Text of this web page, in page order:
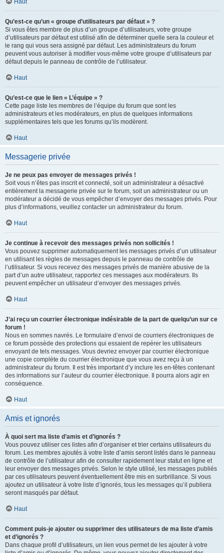
Haut
Qu’est-ce qu’un « groupe d’utilisateurs par défaut » ?
Si vous êtes membre de plus d’un groupe d’utilisateurs, votre groupe
d’utilisateurs par défaut est utilisé afin de déterminer quelle sera la couleur et
le rang qui vous sera assigné par défaut. Les administrateurs du forum
peuvent vous autoriser à modifier vous-même votre groupe d’utilisateurs par
défaut depuis le panneau de contrôle de l’utilisateur.
Haut
Qu’est-ce que le lien « L’équipe » ?
Cette page liste les membres de l’équipe du forum que sont les
administrateurs et les modérateurs, en plus de quelques informations
supplémentaires tels que les forums qu’ils modèrent.
Haut
Messagerie privée
Je ne peux pas envoyer de messages privés !
Soit vous n’êtes pas inscrit et connecté, soit un administrateur a désactivé
entièrement la messagerie privée sur le forum, soit un administrateur ou un
modérateur a décidé de vous empêcher d’envoyer des messages privés. Pour
plus d’informations, veuillez contacter un administrateur du forum.
Haut
Je continue à recevoir des messages privés non sollicités !
Vous pouvez supprimer automatiquement les messages privés d’un utilisateur
en utilisant les règles de messages depuis le panneau de contrôle de
l’utilisateur. Si vous recevez des messages privés de manière abusive de la
part d’un autre utilisateur, rapportez ces messages aux modérateurs. Ils
peuvent empêcher un utilisateur d’envoyer des messages privés.
Haut
J’ai reçu un courrier électronique indésirable de la part de quelqu’un sur ce
forum !
Nous en sommes navrés. Le formulaire d’envoi de courriers électroniques de
ce forum possède des protections qui essaient de repérer les utilisateurs
envoyant de tels messages. Vous devriez envoyer par courrier électronique
une copie complète du courrier électronique que vous avez reçu à un
administrateur du forum. Il est très important d’y inclure les en-têtes contenant
des informations sur l’auteur du courrier électronique. Il pourra alors agir en
conséquence.
Haut
Amis et ignorés
À quoi sert ma liste d’amis et d’ignorés ?
Vous pouvez utiliser ces listes afin d’organiser et trier certains utilisateurs du
forum. Les membres ajoutés à votre liste d’amis seront listés dans le panneau
de contrôle de l’utilisateur afin de consulter rapidement leur statut en ligne et
leur envoyer des messages privés. Selon le style utilisé, les messages publiés
par ces utilisateurs peuvent éventuellement être mis en surbrillance. Si vous
ajoutez un utilisateur à votre liste d’ignorés, tous les messages qu’il publiera
seront masqués par défaut.
Haut
Comment puis-je ajouter ou supprimer des utilisateurs de ma liste d’amis
et d’ignorés ?
Dans chaque profil d’utilisateurs, un lien vous permet de les ajouter à votre